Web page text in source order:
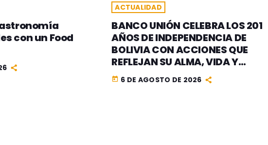
con un Food
ACTUALIDAD
BANCO UNIÓN CELEBRA LOS 201
AÑOS DE INDEPENDENCIA DE
BOLIVIA CON ACCIONES QUE
REFLEJAN SU ALMA, VIDA Y
CORAZÓN 100% BOLIVIANOS
today 6 DE AGOSTO DE 2026